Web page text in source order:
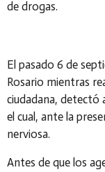
de drogas.
El pasado 6 de
Rosario mientras
ciudadana, detectó
el cual, ante la
nerviosa.
Antes de que los